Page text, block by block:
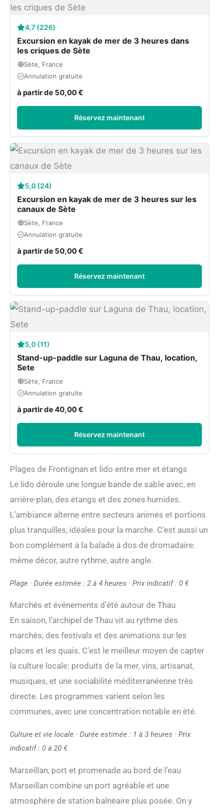
4,7 (226)
Excursion en kayak de mer de 3 heures dans
les criques de Sète
Sète, France
Annulation gratuite
à partir de 50,00 €
Réservez maintenant
5,0 (24)
Excursion en kayak de mer de 3 heures sur les
canaux de Sète
Sète, France
Annulation gratuite
à partir de 50,00 €
Réservez maintenant
5,0 (11)
Stand-up-paddle sur Laguna de Thau, location,
Sete
Sète, France
Annulation gratuite
à partir de 40,00 €
Réservez maintenant
Plages de Frontignan et lido entre mer et étangs
Le lido déroule une longue bande de sable avec, en
arrière-plan, des étangs et des zones humides.
L’ambiance alterne entre secteurs animés et portions
plus tranquilles, idéales pour la marche. C’est aussi un
bon complément à la balade à dos de dromadaire:
même décor, autre rythme, autre angle.
Plage · Durée estimée : 2 à 4 heures · Prix indicatif : 0 €
Marchés et événements d’été autour de Thau
En saison, l’archipel de Thau vit au rythme des
marchés, des festivals et des animations sur les
places et les quais. C’est le meilleur moyen de capter
la culture locale: produits de la mer, vins, artisanat,
musiques, et une sociabilité méditerranéenne très
directe. Les programmes varient selon les
communes, avec une concentration notable en été.
Culture et vie locale · Durée estimée : 1 à 3 heures · Prix
indicatif : 0 à 20 €
Marseillan, port et promenade au bord de l’eau
Marseillan combine un port agréable et une
atmosphère de station balnéaire plus posée. On y